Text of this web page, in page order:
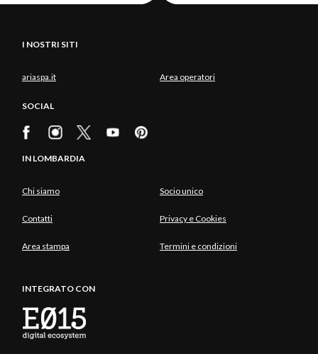
I NOSTRI SITI
ariaspa.it Area operatori
SOCIAL
IN LOMBARDIA
Chi siamo Socio unico
Contatti Privacy e Cookies
Area stampa Termini e condizioni
INTEGRATO CON